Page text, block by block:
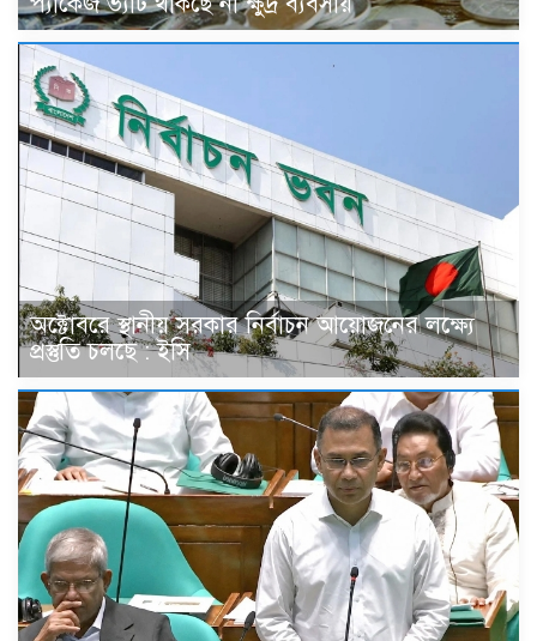
অক্টোবরে স্থানীয় সরকার নির্বাচন আয়োজনের লক্ষ্যে
প্রস্তুতি চলছে : ইসি